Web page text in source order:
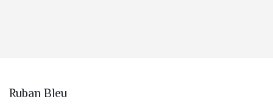
Ruban Bleu